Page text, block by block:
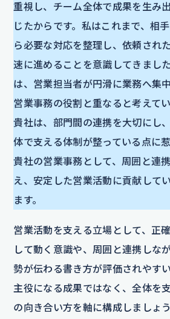
重視し、チーム全体で成果を生み
じたからです。私はこれまで、相
ら必要な対応を整理し、依頼され
速に進めることを意識してきまし
は、営業担当者が円滑に業務へ集
営業事務の役割と重なると考えて
貴社は、部門間の連携を大切にし
体で支える体制が整っている点に
貴社の営業事務として、周囲と連
え、安定した営業活動に貢献して
ます。
営業活動を支える立場として、正
して動く意識や、周囲と連携しな
勢が伝わる書き方が評価されやす
主役になる成果ではなく、全体を
の向き合い方を軸に構成しましょう